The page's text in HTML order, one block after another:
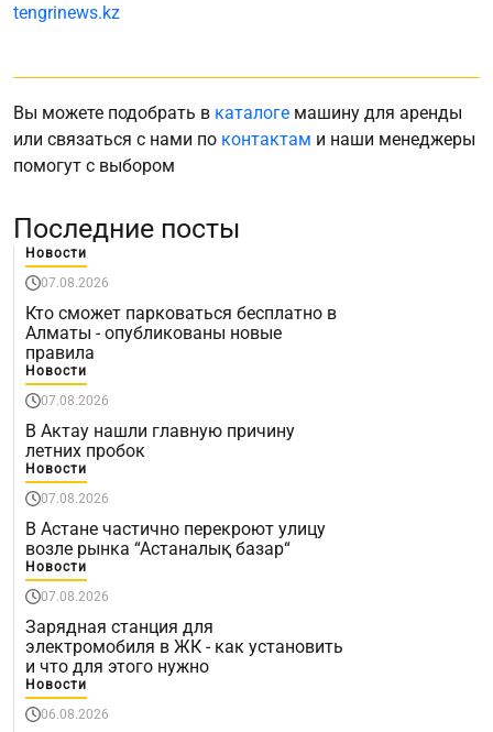
tengrinews.kz
Вы можете подобрать в каталоге машину для аренды
или связаться с нами по контактам и наши менеджеры
помогут с выбором
Последние посты
Новости
07.08.2026
Кто сможет парковаться бесплатно в
Алматы - опубликованы новые
правила
Новости
07.08.2026
В Актау нашли главную причину
летних пробок
Новости
07.08.2026
В Астане частично перекроют улицу
возле рынка “Астаналық базар“
Новости
07.08.2026
Зарядная станция для
электромобиля в ЖК - как установить
и что для этого нужно
Новости
06.08.2026